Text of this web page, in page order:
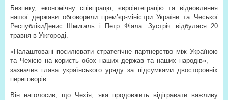
Безпеку, економічну співпрацю, євроінтеграцію та відновлення
нашої держави обговорили прем’єр-міністри України та Чеської
РеспублікиДенис Шмигаль і Петр Фіала. Зустріч відбулася 20
травня в Ужгороді.
«Налаштовані посилювати стратегічне партнерство між Україною
та Чехією на користь обох наших держав та наших народів», —
зазначив глава українського уряду за підсумками двосторонніх
переговорів.
Він наголосив, що Чехія, яка продовжить відігравати важливу